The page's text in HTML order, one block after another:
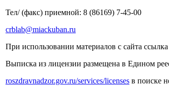
Тел/ (факс) приемной: 8 (86169) 7-45-00
crblab@miackuban.ru
При использовании материалов с сайта
Выписка из лицензии размещена в Едином
roszdravnadzor.gov.ru/services/licenses в поиске